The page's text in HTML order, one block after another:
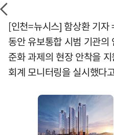
[인천=뉴시스] 함상환 기
동안 유보통합 시범 기관
준화 과제의 현장 안착을
회계 모니터링을 실시했다